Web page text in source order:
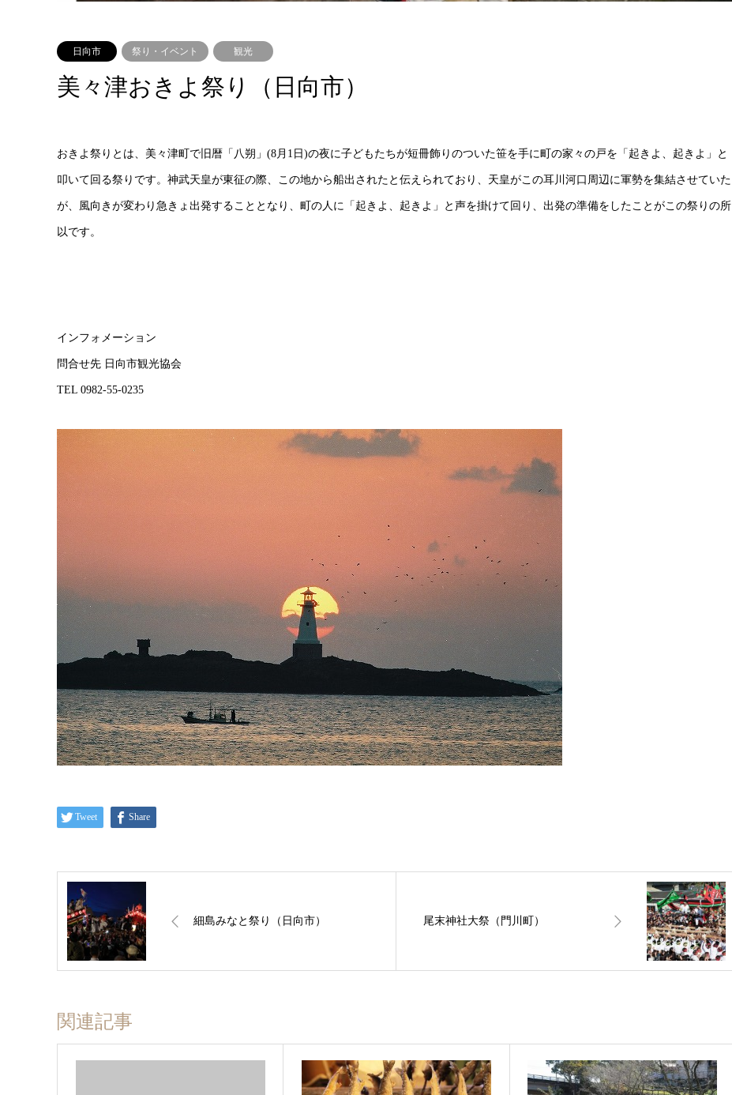
日向市 祭り・イベント 観光
美々津おきよ祭り（日向市）
おきよ祭りとは、美々津町で旧暦「八朔」(8月1日)の夜に子どもたちが短冊飾りのついた笹を手に町の家々の戸を「起きよ、起きよ」と
叩いて回る祭りです。神武天皇が東征の際、この地から船出されたと伝えられており、天皇がこの耳川河口周辺に軍勢を集結させていた
が、風向きが変わり急きょ出発することとなり、町の人に「起きよ、起きよ」と声を掛けて回り、出発の準備をしたことがこの祭りの所
以です。
インフォメーション
問合せ先 日向市観光協会
TEL 0982-55-0235
Tweet Share
細島みなと祭り（日向市） 尾末神社大祭（門川町）
関連記事